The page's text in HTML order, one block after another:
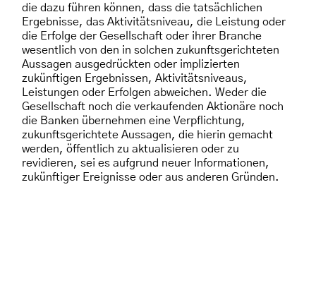
die dazu führen können, dass die tatsächlichen
Ergebnisse, das Aktivitätsniveau, die Leistung oder
die Erfolge der Gesellschaft oder ihrer Branche
wesentlich von den in solchen zukunftsgerichteten
Aussagen ausgedrückten oder implizierten
zukünftigen Ergebnissen, Aktivitätsniveaus,
Leistungen oder Erfolgen abweichen. Weder die
Gesellschaft noch die verkaufenden Aktionäre noch
die Banken übernehmen eine Verpflichtung,
zukunftsgerichtete Aussagen, die hierin gemacht
werden, öffentlich zu aktualisieren oder zu
revidieren, sei es aufgrund neuer Informationen,
zukünftiger Ereignisse oder aus anderen Gründen.